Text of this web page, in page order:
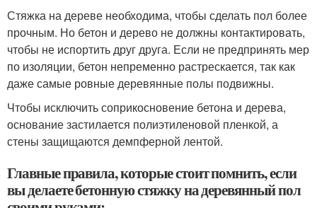
Стяжка на дереве необходима, чтобы сделать пол более
прочным. Но бетон и дерево не должны контактировать,
чтобы не испортить друг друга. Если не предпринять мер
по изоляции, бетон непременно растрескается, так как
даже самые ровные деревянные полы подвижны.
Чтобы исключить соприкосновение бетона и дерева,
основание застилается полиэтиленовой пленкой, а
стены защищаются демпферной лентой.
Главные правила, которые стоит помнить, если
вы делаете бетонную стяжку на деревянный пол